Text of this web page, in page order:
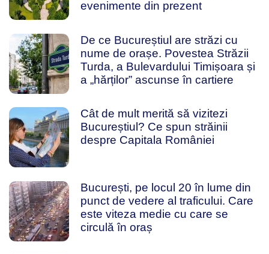
evenimente din prezent
De ce Bucureștiul are străzi cu
nume de orașe. Povestea Străzii
Turda, a Bulevardului Timișoara și
a „hărților” ascunse în cartiere
Cât de mult merită să vizitezi
Bucureștiul? Ce spun străinii
despre Capitala României
București, pe locul 20 în lume din
punct de vedere al traficului. Care
este viteza medie cu care se
circulă în oraș